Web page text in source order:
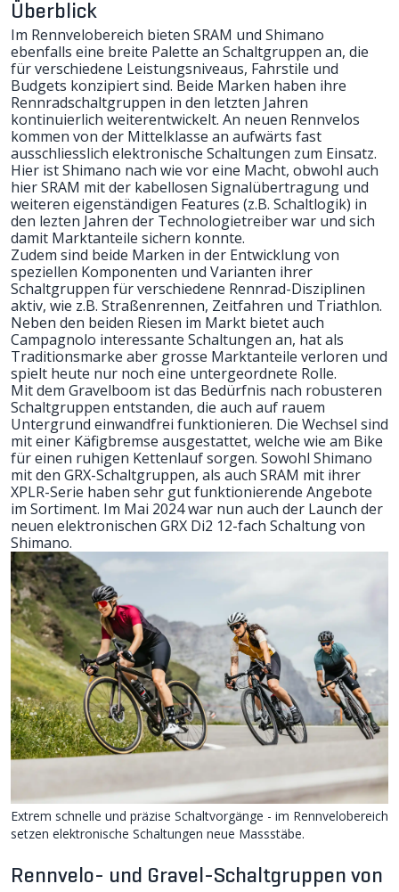
Überblick
Im Rennvelobereich bieten SRAM und Shimano
ebenfalls eine breite Palette an Schaltgruppen an, die
für verschiedene Leistungsniveaus, Fahrstile und
Budgets konzipiert sind. Beide Marken haben ihre
Rennradschaltgruppen in den letzten Jahren
kontinuierlich weiterentwickelt. An neuen Rennvelos
kommen von der Mittelklasse an aufwärts fast
ausschliesslich elektronische Schaltungen zum Einsatz.
Hier ist Shimano nach wie vor eine Macht, obwohl auch
hier SRAM mit der kabellosen Signalübertragung und
weiteren eigenständigen Features (z.B. Schaltlogik) in
den lezten Jahren der Technologietreiber war und sich
damit Marktanteile sichern konnte.
Zudem sind beide Marken in der Entwicklung von
speziellen Komponenten und Varianten ihrer
Schaltgruppen für verschiedene Rennrad-Disziplinen
aktiv, wie z.B. Straßenrennen, Zeitfahren und Triathlon.
Neben den beiden Riesen im Markt bietet auch
Campagnolo interessante Schaltungen an, hat als
Traditionsmarke aber grosse Marktanteile verloren und
spielt heute nur noch eine untergeordnete Rolle.
Mit dem Gravelboom ist das Bedürfnis nach robusteren
Schaltgruppen entstanden, die auch auf rauem
Untergrund einwandfrei funktionieren. Die Wechsel sind
mit einer Käfigbremse ausgestattet, welche wie am Bike
für einen ruhigen Kettenlauf sorgen. Sowohl Shimano
mit den GRX-Schaltgruppen, als auch SRAM mit ihrer
XPLR-Serie haben sehr gut funktionierende Angebote
im Sortiment. Im Mai 2024 war nun auch der Launch der
neuen elektronischen GRX Di2 12-fach Schaltung von
Shimano.
Extrem schnelle und präzise Schaltvorgänge - im Rennvelobereich
setzen elektronische Schaltungen neue Massstäbe.
Rennvelo- und Gravel-Schaltgruppen von